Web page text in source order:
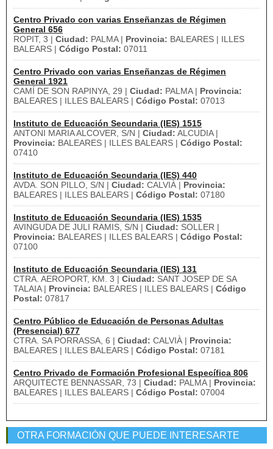
Centro Privado con varias Enseñanzas de Régimen
General 656
ROPIT, 3 | Ciudad: PALMA | Provincia: BALEARES | ILLES
BALEARS | Código Postal: 07011
Centro Privado con varias Enseñanzas de Régimen
General 1921
CAMÍ DE SON RAPINYA, 29 | Ciudad: PALMA | Provincia:
BALEARES | ILLES BALEARS | Código Postal: 07013
Instituto de Educación Secundaria (IES) 1515
ANTONI MARIA ALCOVER, S/N | Ciudad: ALCUDIA |
Provincia: BALEARES | ILLES BALEARS | Código Postal:
07410
Instituto de Educación Secundaria (IES) 440
AVDA. SON PILLO, S/N | Ciudad: CALVIÀ | Provincia:
BALEARES | ILLES BALEARS | Código Postal: 07180
Instituto de Educación Secundaria (IES) 1535
AVINGUDA DE JULI RAMIS, S/N | Ciudad: SOLLER |
Provincia: BALEARES | ILLES BALEARS | Código Postal:
07100
Instituto de Educación Secundaria (IES) 131
CTRA. AEROPORT, KM. 3 | Ciudad: SANT JOSEP DE SA
TALAIA | Provincia: BALEARES | ILLES BALEARS | Código
Postal: 07817
Centro Público de Educación de Personas Adultas
(Presencial) 677
CTRA. SA PORRASSA, 6 | Ciudad: CALVIÀ | Provincia:
BALEARES | ILLES BALEARS | Código Postal: 07181
Centro Privado de Formación Profesional Específica 806
ARQUITECTE BENNASSAR, 73 | Ciudad: PALMA | Provincia:
BALEARES | ILLES BALEARS | Código Postal: 07004
OTRA FORMACIÓN QUE PUEDE INTERESARTE